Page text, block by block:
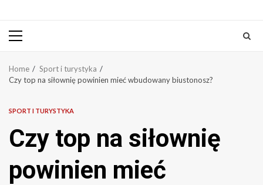
Primary
Home
Sport i turystyka
Czy top na siłownię powinien mieć wbudowany biustonosz?
SPORT I TURYSTYKA
Czy top na siłownię
powinien mieć